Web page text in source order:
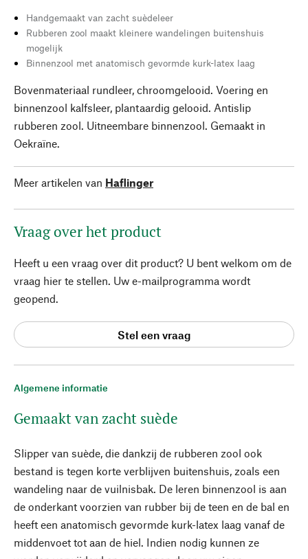
Algemene informatie
Gemaakt van zacht suède
Slipper van suède, die dankzij de rubberen zool ook
bestand is tegen korte verblijven buitenshuis, zoals een
wandeling naar de vuilnisbak. De leren binnenzool is aan
de onderkant voorzien van rubber bij de teen en de bal en
heeft een anatomisch gevormde kurk-latex laag vanaf de
middenvoet tot aan de hiel. Indien nodig kunnen ze
Handgemaakt van zacht suèdeleer
Rubberen zool maakt kleinere wandelingen buitenshuis
mogelijk
Binnenzool met anatomisch gevormde kurk-latex laag
Bovenmateriaal rundleer, chroomgelooid. Voering en
binnenzool kalfsleer, plantaardig gelooid. Antislip
rubberen zool. Uitneembare binnenzool. Gemaakt in
Oekraïne.
Meer artikelen van Haflinger
Vraag over het product
Heeft u een vraag over dit product? U bent welkom om de
vraag hier te stellen. Uw e-mailprogramma wordt
geopend.
Stel een vraag